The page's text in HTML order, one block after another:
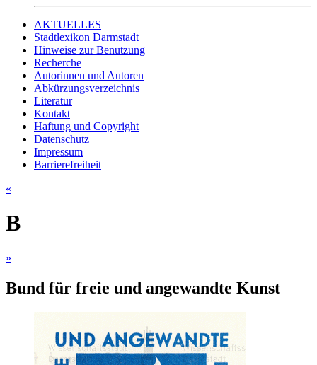
AKTUELLES
Stadtlexikon Darmstadt
Hinweise zur Benutzung
Recherche
Autorinnen und Autoren
Abkürzungsverzeichnis
Literatur
Kontakt
Haftung und Copyright
Datenschutz
Impressum
Barrierefreiheit
«
B
»
Bund für freie und angewandte Kunst